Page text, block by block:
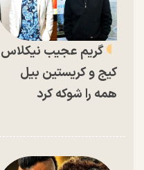
گریم عجیب نیکلاس
کیج و کریستین بیل
همه را شوکه کرد